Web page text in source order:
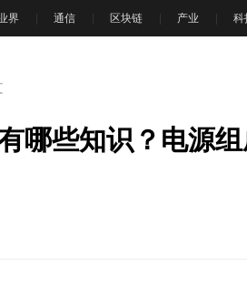
界 通信 区块链 产业 科
哪些知识？电源